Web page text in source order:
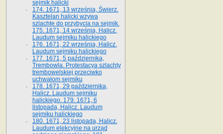
sejmik halicki
174. 1671, 13 września, Świerz.
Kasztelan halicki wzywa
szlachtę do przybycia na sejmik.
175. 1671, 14 września, Halicz.
Laudum sejmiku halickiego
176. 1671, 22 września, Halicz.
Laudum sejmiku halickiego
177. 1671, 5 października,
Trembowla. Protestacya szlachty
trembowelskiej przeciwko
uchwałom sejmiku
178. 1671, 29 października,
Halicz. Laudum sejmiku
halickiego. 179. 1671, 6
listopada, Halicz. Laudum
sejmiku halickiego
180. 1671, 23 listopada, Halicz.
Laudum elekcyjne na urząd